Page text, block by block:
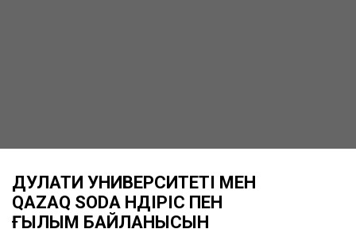
ДУЛАТИ УНИВЕРСИТЕТІ МЕН
QAZAQ SODA ӨНДІРІС ПЕН
ҒЫЛЫМ БАЙЛАНЫСЫН